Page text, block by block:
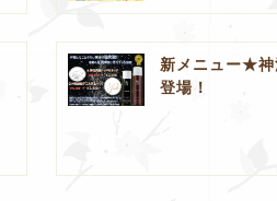
新メニュー★神
登場！